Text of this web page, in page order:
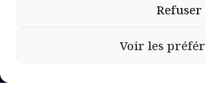
Refuser
Voir les